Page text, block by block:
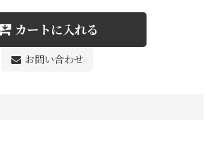
カートに入れる
お問い合わせ